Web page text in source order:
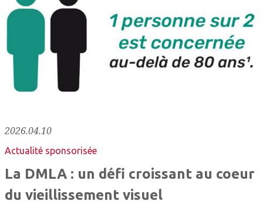
2026.04.10
Actualité sponsorisée
La DMLA : un défi croissant au coeur
du vieillissement visuel